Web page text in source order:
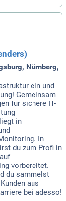
Nürnberg,
ein und
Gemeinsam
für sichere IT-
in
In
du zum Profi in
vorbereitet.
du sammelst
aus
bei adesso!